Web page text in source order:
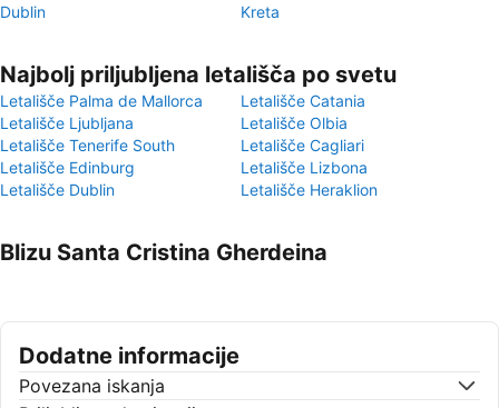
Dublin
Kreta
Najbolj priljubljena letališča po svetu
Letališče Palma de Mallorca
Letališče Catania
Letališče Ljubljana
Letališče Olbia
Letališče Tenerife South
Letališče Cagliari
Letališče Edinburg
Letališče Lizbona
Letališče Dublin
Letališče Heraklion
Blizu Santa Cristina Gherdeina
Dodatne informacije
Povezana iskanja